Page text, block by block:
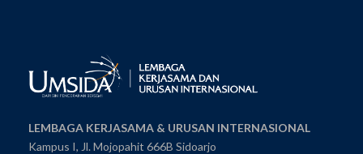
LEMBAGA KERJASAMA & URUSAN INTERNASIONAL
Kampus I, Jl. Mojopahit 666B Sidoarjo